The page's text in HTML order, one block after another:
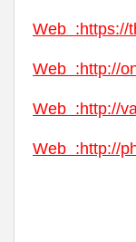
Web :https://
Web :http://
Web :http://
Web :http://